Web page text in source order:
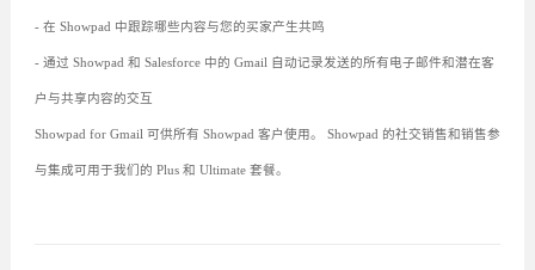
- 在 Showpad 中跟踪哪些内容与您的买家产生共鸣
- 通过 Showpad 和 Salesforce 中的 Gmail 自动记录发送的所有电子邮件和潜在客
户与共享内容的交互
Showpad for Gmail 可供所有 Showpad 客户使用。 Showpad 的社交销售和销售参
与集成可用于我们的 Plus 和 Ultimate 套餐。